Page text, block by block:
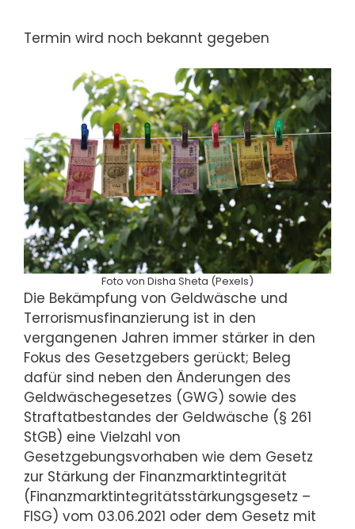
Termin wird noch bekannt gegeben
Foto von Disha Sheta (Pexels)
Die Bekämpfung von Geldwäsche und
Terrorismusfinanzierung ist in den
vergangenen Jahren immer stärker in den
Fokus des Gesetzgebers gerückt; Beleg
dafür sind neben den Änderungen des
Geldwäschegesetzes (GWG) sowie des
Straftatbestandes der Geldwäsche (§ 261
StGB) eine Vielzahl von
Gesetzgebungsvorhaben wie dem Gesetz
zur Stärkung der Finanzmarktintegrität
(Finanzmarktintegritätsstärkungsgesetz –
FISG) vom 03.06.2021 oder dem Gesetz mit